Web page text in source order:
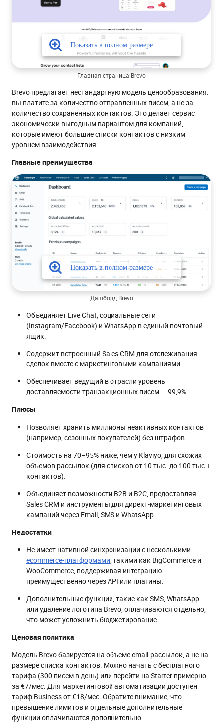
Главная страница Brevo
Brevo предлагает нестандартную модель ценообразования:
вы платите за количество отправленных писем, а не за
количество сохраненных контактов. Это делает сервис
экономически выгодным вариантом для компаний,
которые имеют большие списки контактов с низким
уровнем взаимодействия.
Главные преимущества
Дашборд Brevo
Объединяет Live Chat, социальные сети
(Instagram/Facebook) и WhatsApp в единый почтовый
ящик.
Содержит встроенный Sales CRM для отслеживания
сделок вместе с маркетинговыми кампаниями.
Обеспечивает ведущий в отрасли уровень
доставляемости транзакционных писем — 99,9%.
Плюсы
Позволяет хранить миллионы неактивных контактов
(например, сезонных покупателей) без штрафов.
Стоимость на 70–95% ниже, чем у Klaviyo, для схожих
объемов рассылок (для списков от 10 тыс. до 100 тыс.+
контактов).
Объединяет возможности B2B и B2C, предоставляя
Sales CRM и инструменты для директ-маркетинговых
кампаний через Email, SMS и WhatsApp.
Недостатки
Не имеет нативной синхронизации с несколькими
ecommerce-платформами, такими как BigCommerce и
WooCommerce, поддерживая интеграцию
преимущественно через API или плагины.
Дополнительные функции, такие как SMS, WhatsApp
или удаление логотипа Brevo, оплачиваются отдельно,
что может усложнить бюджетирование.
Ценовая политика
Модель Brevo базируется на объеме email-рассылок, а не на
размере списка контактов. Можно начать с бесплатного
тарифа (300 писем в день) или перейти на Starter примерно
за €7/мес. Для маркетинговой автоматизации доступен
тариф Business от €18/мес. Обратите внимание, что
превышение лимитов и отдельные дополнительные
функции оплачиваются дополнительно.